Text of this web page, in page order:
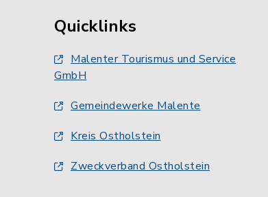
Quicklinks
Malenter Tourismus und Service
GmbH
Gemeindewerke Malente
Kreis Ostholstein
Zweckverband Ostholstein